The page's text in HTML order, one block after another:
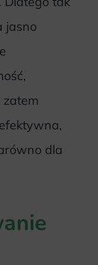
jasno
zatem
dla